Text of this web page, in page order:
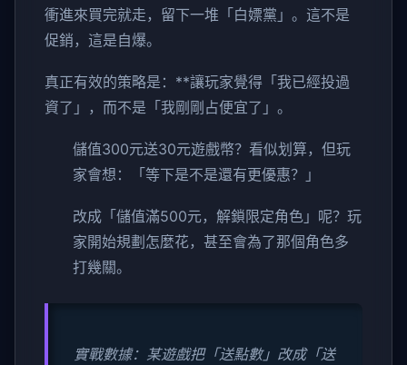
衝進來買完就走，留下一堆「白嫖黨」。這不是
促銷，這是自爆。
真正有效的策略是：**讓玩家覺得「我已經投過
資了」，而不是「我剛剛占便宜了」。
儲值300元送30元遊戲幣？看似划算，但玩
家會想：「等下是不是還有更優惠？」
改成「儲值滿500元，解鎖限定角色」呢？玩
家開始規劃怎麼花，甚至會為了那個角色多
打幾關。
實戰數據：某遊戲把「送點數」改成「送